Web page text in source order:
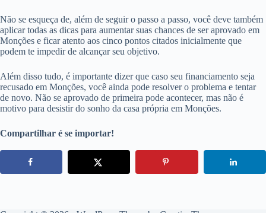
Não se esqueça de, além de seguir o passo a passo, você deve também
aplicar todas as dicas para aumentar suas chances de ser aprovado em
Monções e ficar atento aos cinco pontos citados inicialmente que
podem te impedir de alcançar seu objetivo.
Além disso tudo, é importante dizer que caso seu financiamento seja
recusado em Monções, você ainda pode resolver o problema e tentar
de novo. Não se aprovado de primeira pode acontecer, mas não é
motivo para desistir do sonho da casa própria em Monções.
Compartilhar é se importar!